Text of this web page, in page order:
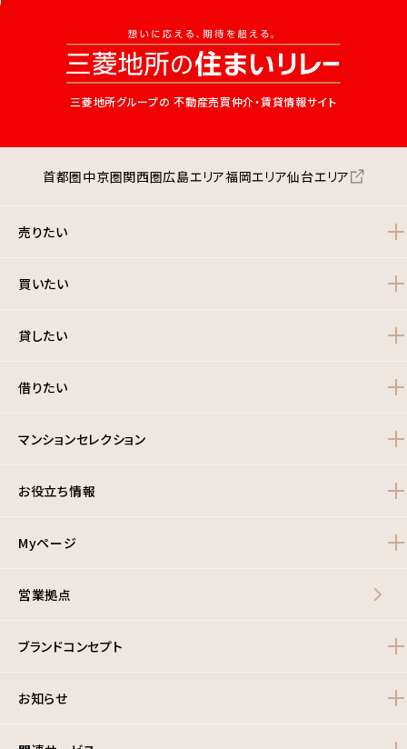
三菱地所グループの 不動産売買仲介・賃貸情報サイト
首都圏中京圏関西圏広島エリア福岡エリア仙台エリア
売りたい
買いたい
貸したい
借りたい
マンションセレクション
お役立ち情報
Myページ
営業拠点
ブランドコンセプト
お知らせ